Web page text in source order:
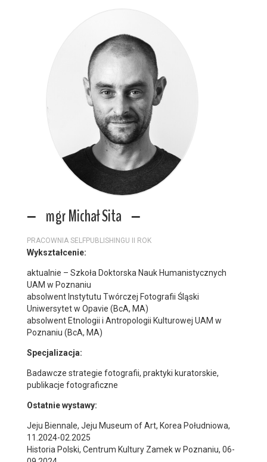
mgr Michał Sita
PRACOWNIA SELFPUBLISHINGU II ROK
Wykształcenie:
aktualnie – Szkoła Doktorska Nauk Humanistycznych
UAM w Poznaniu
absolwent Instytutu Twórczej Fotografii Śląski
Uniwersytet w Opavie (BcA, MA)
absolwent Etnologii i Antropologii Kulturowej UAM w
Poznaniu (BcA, MA)
Specjalizacja:
Badawcze strategie fotografii, praktyki kuratorskie,
publikacje fotograficzne
Ostatnie wystawy:
Jeju Biennale, Jeju Museum of Art, Korea Południowa,
11.2024-02.2025
Historia Polski, Centrum Kultury Zamek w Poznaniu, 06-